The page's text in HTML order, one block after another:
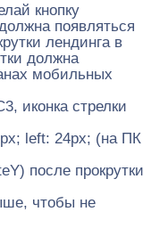
кнопку
появляться
лендинга в
должна
мобильных
иконка стрелки
left: 24px; (на ПК
после прокрутки
чтобы не